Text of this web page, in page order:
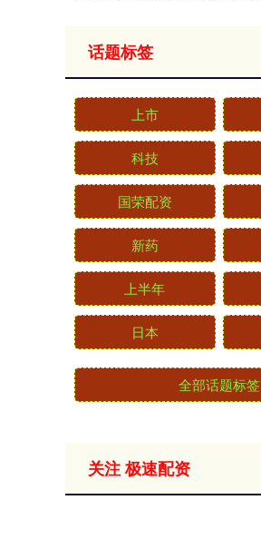
话题标签
上市
科技
国荣配资
新药
上半年
日本
全部话题标签
关注 极速配资